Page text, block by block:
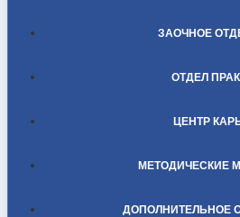
ЗАОЧНОЕ
ОТДЕЛ
ЦЕНТР
МЕТОДИЧЕСКИЕ
ДОПОЛНИТЕЛЬНОЕ